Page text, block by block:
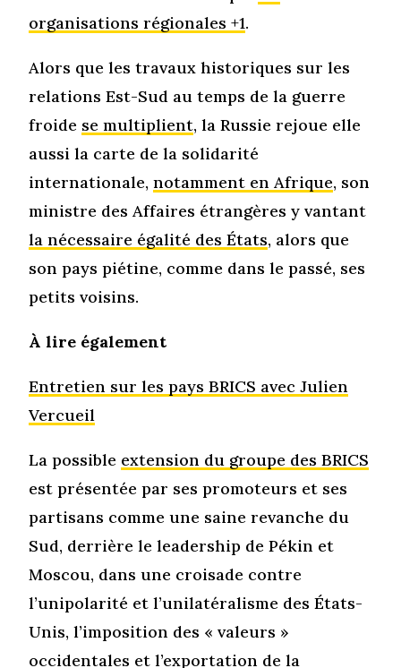
organisations régionales +1.
Alors que les travaux historiques sur les
relations Est-Sud au temps de la guerre
froide se multiplient, la Russie rejoue elle
aussi la carte de la solidarité
internationale,notamment en Afrique, son
ministre des Affaires étrangères y vantant
la nécessaire égalité des États, alors que
son pays piétine, comme dans le passé, ses
petits voisins.
À lire également
Entretien sur les pays BRICS avec Julien
Vercueil
La possible extension du groupe des BRICS
est présentée par ses promoteurs et ses
partisans comme une saine revanche du
Sud, derrière le leadership de Pékin et
Moscou, dans une croisade contre
l’unipolarité et l’unilatéralisme des États-
Unis, l’imposition des « valeurs »
occidentales et l’exportation de la